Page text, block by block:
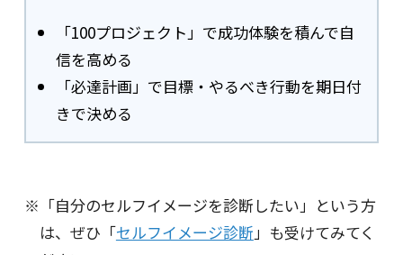
「100プロジェクト」で成功体験を積んで自
信を高める
「必達計画」で目標・やるべき行動を期日付
きで決める
「自分のセルフイメージを診断したい」という方
は、ぜひ「セルフイメージ診断 」も受けてみてく